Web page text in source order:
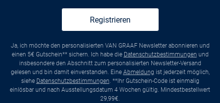
Registrieren
Ja, ich möchte den personalisierten VAN GRAAF Newsletter abonnieren und
einen 5€ Gutschein** sichern. Ich habe die Datenschutzbestimmungen und
insbesondere den Abschnitt zum personalisierten Newsletter-Versand
gelesen und bin damit einverstanden. Eine Abmeldung ist jederzeit möglich,
siehe Datenschutzbestimmungen. **Ihr Gutschein-Code ist einmalig
einlösbar und nach Ausstellungsdatum 4 Wochen gültig. Mindestbestellwert
29,99€.